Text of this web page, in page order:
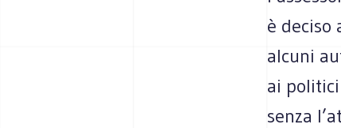
è deciso
alcuni
ai
senza